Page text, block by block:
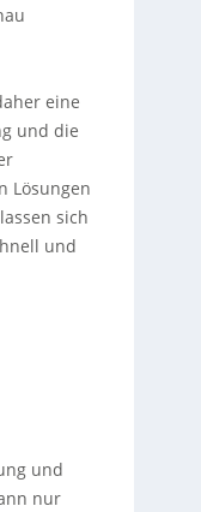
eine
und die
Lösungen
sich
und
und
nur